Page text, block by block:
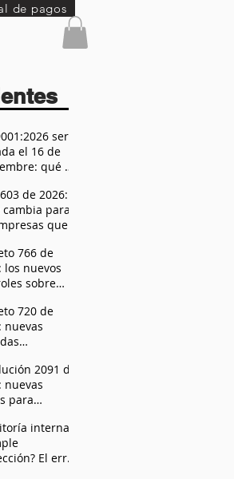
de pagos
será
el 16 de
qué se
para la
de 2026:
cambia para
que
766 de
los nuevos
sobre
empresa no
ignora
720 de
nuevas
las
en
2091 de
nuevas
para
y
en
interna
El error